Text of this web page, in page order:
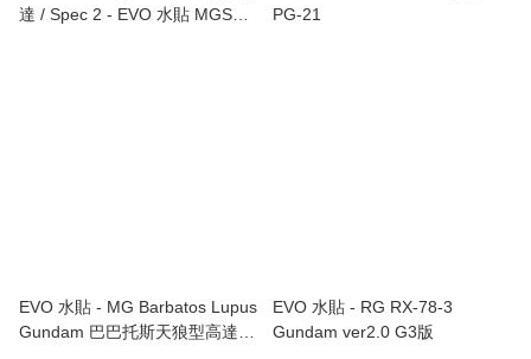
達 / Spec 2 - EVO 水貼 MGSD-
PG-21
EVO 水貼 - MG Barbatos Lupus
Gundam 巴巴托斯天狼型高達
EVO 水貼 - RG RX-78-3
Gundam ver2.0 G3版